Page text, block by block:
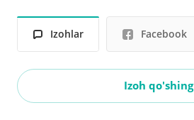
Izohlar Facebook
Izoh qo'shing